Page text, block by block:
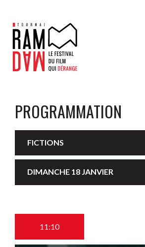
PROGRAMMATION
FICTIONS
DIMANCHE 18 JANVIER
11:10